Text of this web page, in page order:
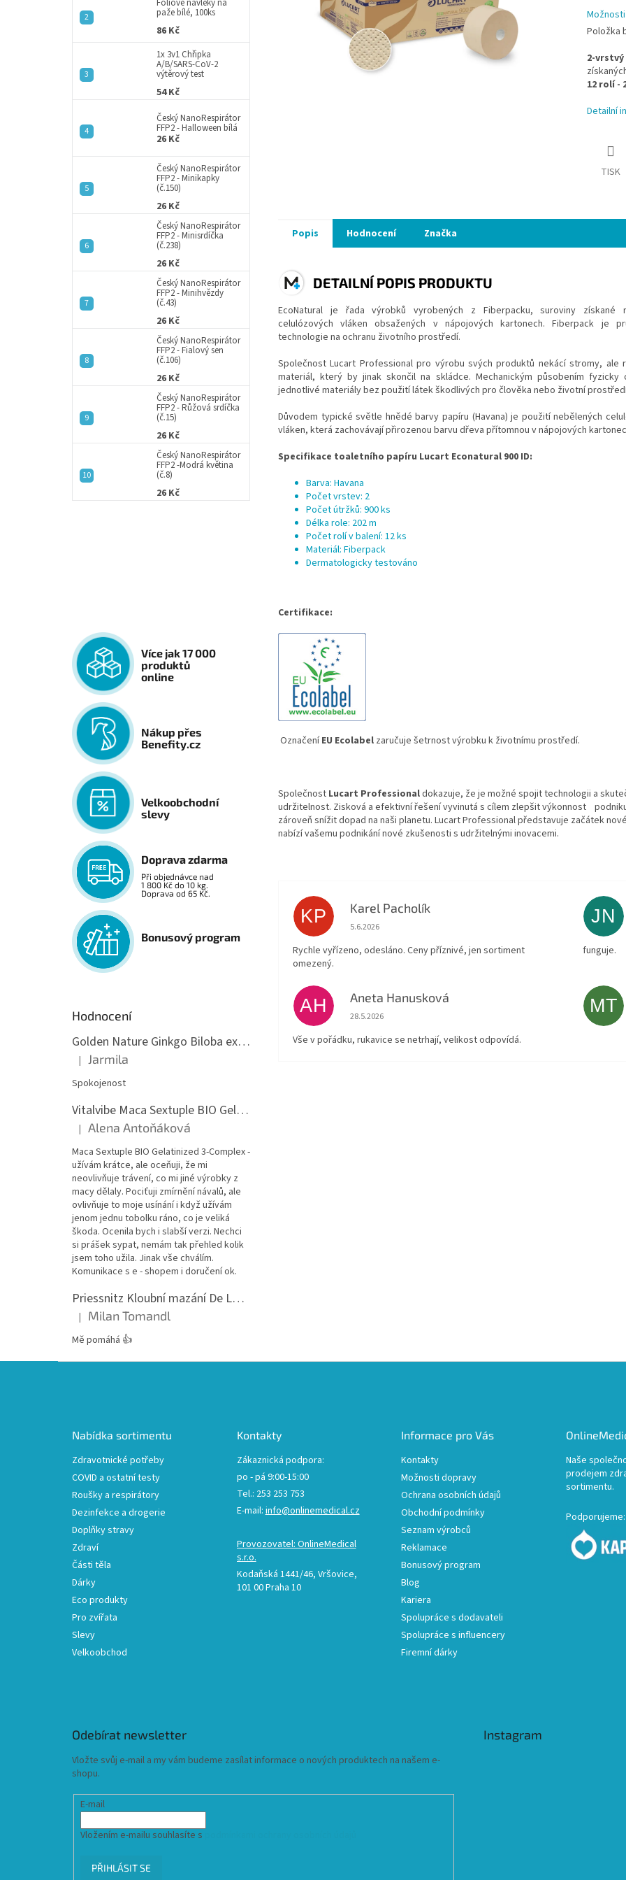
paže bílé, 100ks
86 Kč
1x 3v1 Chřipka
A/B/SARS-CoV-2
výtěrový test
54 Kč
Český NanoRespirátor
FFP2 - Halloween bílá
26 Kč
Český NanoRespirátor
FFP2 - Minikapky
(č.150)
26 Kč
Český NanoRespirátor
FFP2 - Minisrdíčka
(č.238)
26 Kč
Český NanoRespirátor
FFP2 - Minihvězdy
(č.43)
26 Kč
Český NanoRespirátor
FFP2 - Fialový sen
(č.106)
26 Kč
Český NanoRespirátor
FFP2 - Růžová srdíčka
(č.15)
26 Kč
Český NanoRespirátor
FFP2 -Modrá květina
(č.8)
26 Kč
Více jak 17 000
produktů
online
Nákup přes
Benefity.cz
Velkoobchodní
slevy
Doprava zdarma
Při objednávce nad
1 800 Kč do 10 kg.
Doprava od 65 Kč.
Bonusový program
Hodnocení
Golden Nature Ginkgo Biloba extrakt 50:1 60mg, 100 kapslí
Hodnocení produktu je 5 z 5 hvězdiček.
| Jarmila
Spokojenost
Vitalvibe Maca Sextuple BIO Gelatinized 3-Complex, 60 kapslí
Hodnocení produktu je 5 z 5 hvězdiček.
| Alena Antoňáková
Maca Sextuple BIO Gelatinized 3-Complex -
užívám krátce, ale oceňuji, že mi
neovlivňuje trávení, co mi jiné výrobky z
macy dělaly. Pociťuji zmírnění návalů, ale
ovlivňuje to moje usínání i když užívám
jenom jednu tobolku ráno, co je veliká
škoda. Ocenila bych i slabší verzi. Nechci
si prášek sypat, nemám tak přehled kolik
jsem toho užila. Jinak vše chválím.
Komunikace s e - shopem i doručení ok.
Priessnitz Kloubní mazání De Luxe, 200ml
Hodnocení produktu je 5 z 5 hvězdiček.
| Milan Tomandl
Mě pomáhá 👍
Položka
2-vrstvý
12 rolí -
Detailní
TISK
Popis Hodnocení Značka
DETAILNÍ POPIS PRODUKTU
EcoNatural je řada výrobků vyrobených z Fiberpacku, suroviny získané
celulózových vláken obsažených v nápojových kartonech. Fiberpack je
technologie na ochranu životního prostředí.
Společnost Lucart Professional pro výrobu svých produktů nekácí stromy, ale
materiál, který by jinak skončil na skládce. Mechanickým působením fyzicky
jednotlivé materiály bez použití látek škodlivých pro člověka nebo životní
Důvodem typické světle hnědé barvy papíru (Havana) je použití nebělených
vláken, která zachovávají přirozenou barvu dřeva přítomnou v nápojových
Specifikace toaletního papíru Lucart Econatural 900 ID:
Barva: Havana
Počet vrstev: 2
Počet útržků: 900 ks
Délka role: 202 m
Počet rolí v balení: 12 ks
Materiál: Fiberpack
Dermatologicky testováno
Certifikace:
OznačeníEU Ecolabel zaručuje šetrnost výrobku k životnímu prostředí.
Společnost Lucart Professionaldokazuje, že je možné spojit technologii a
udržitelnost. Zisková a efektivní řešení vyvinutá s cílem zlepšit výkonnost
zároveň snížit dopad na naši planetu. Lucart Professional představuje začátek
nabízí vašemu podnikání nové zkušenosti s udržitelnými inovacemi.
KP Karel Pacholík
Hodnocení obchodu je 4 z 5 hvězdiček.
5.6.2026
Rychle vyřízeno, odesláno. Ceny příznivé, jen sortiment
omezený.
JN
funguje.
AH Aneta Hanusková
Hodnocení obchodu je 5 z 5 hvězdiček.
28.5.2026
Vše v pořádku, rukavice se netrhají, velikost odpovídá.
MT
Nabídka sortimentu
Zdravotnické potřeby
COVID a ostatní testy
Roušky a respirátory
Dezinfekce a drogerie
Doplňky stravy
Zdraví
Části těla
Dárky
Eco produkty
Pro zvířata
Slevy
Velkoobchod
Kontakty
Zákaznická podpora:
po - pá 9:00-15:00
Tel.: 253 253 753
E-mail: info@onlinemedical.cz
Provozovatel: OnlineMedical
s.r.o.
Kodaňská 1441/46, Vršovice,
101 00 Praha 10
Informace pro Vás
Kontakty
Možnosti dopravy
Ochrana osobních údajů
Obchodní podmínky
Seznam výrobců
Reklamace
Bonusový program
Blog
Kariera
Spolupráce s dodavateli
Spolupráce s influencery
Firemní dárky
Naše
prodejem
sortimentu.
Podporujeme:
Odebírat newsletter
Vložte svůj e-mail a my vám budeme zasílat informace o nových produktech na našem e-
shopu.
E-mail
Vložením e-mailu souhlasíte s
PŘIHLÁSIT SE
Instagram